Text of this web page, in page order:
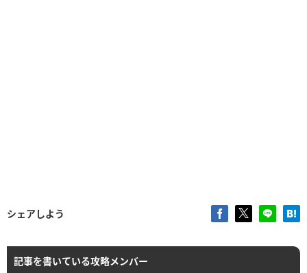
シェアしよう
記事を書いている攻略メンバー